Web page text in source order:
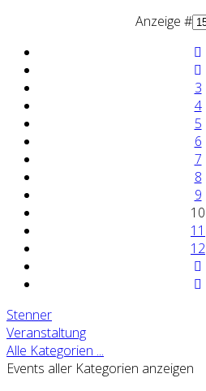
Limite der PaginierungslisteAnzeige #
3
4
5
6
7
8
9
10
11
12
Stenner
Veranstaltung
Alle Kategorien ...
Events aller Kategorien anzeigen